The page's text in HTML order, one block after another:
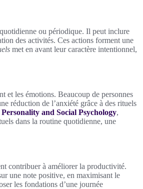
ou périodique. Il peut inclure
des activités. Ces actions forment une
met en avant leur caractère intentionnel,
et les émotions. Beaucoup de personnes
réduction de l’anxiété grâce à des rituels
and Social Psychology,
dans la routine quotidienne, une
contribuer à améliorer la productivité.
une note positive, en maximisant le
les fondations d’une journée